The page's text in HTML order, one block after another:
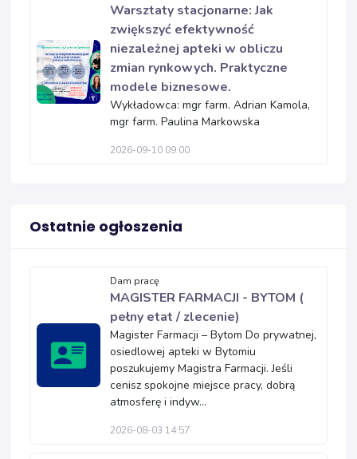
Warsztaty stacjonarne: Jak
zwiększyć efektywność
niezależnej apteki w obliczu
zmian rynkowych. Praktyczne
modele biznesowe.
Wykładowca: mgr farm. Adrian Kamola,
mgr farm. Paulina Markowska
2026-09-10 09:00
Ostatnie ogłoszenia
Dam pracę
MAGISTER FARMACJI - BYTOM (
pełny etat / zlecenie)
Magister Farmacji – Bytom Do prywatnej,
osiedlowej apteki w Bytomiu
poszukujemy Magistra Farmacji. Jeśli
cenisz spokojne miejsce pracy, dobrą
atmosferę i indyw...
2026-08-03 14:57